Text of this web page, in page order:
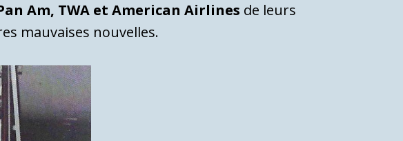
Am, TWA et American Airlines de leurs
mauvaises nouvelles.